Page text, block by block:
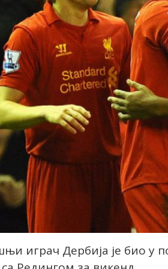
играч Дербија је био у